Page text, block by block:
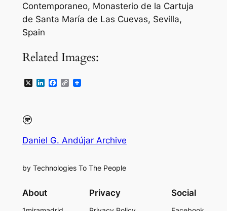
Contemporaneo, Monasterio de la Cartuja
de Santa María de Las Cuevas, Sevilla,
Spain
Related Images:
X LinkedIn
Facebook
Copy
Daniel G. Andújar Archive
by Technologies To The People
About Privacy Social